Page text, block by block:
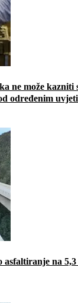
ne može kazniti
određenim
asfaltiranje na